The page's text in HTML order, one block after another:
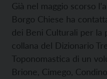
Già nel maggio scorso
Borgo Chiese ha
dei Beni Culturali per la
collana del Dizionario
Toponomastica di un
Brione, Cimego,